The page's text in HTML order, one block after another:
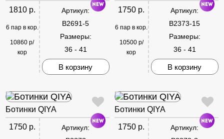
1810 р.
6 пар в кор.
10860 р/
кор
Артикул:
B2691-5
Размеры:
36 - 41
В корзину
1750 р.
6 пар в кор.
10500 р/
кор
Артикул:
B2373-15
Размеры:
36 - 41
В корзину
Ботинки QIYA
1750 р.
Артикул:
Ботинки QIYA
1750 р.
Артикул: